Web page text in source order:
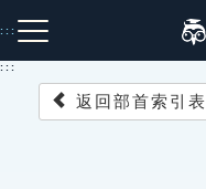
到
主
:::
:::
返回部首索引表